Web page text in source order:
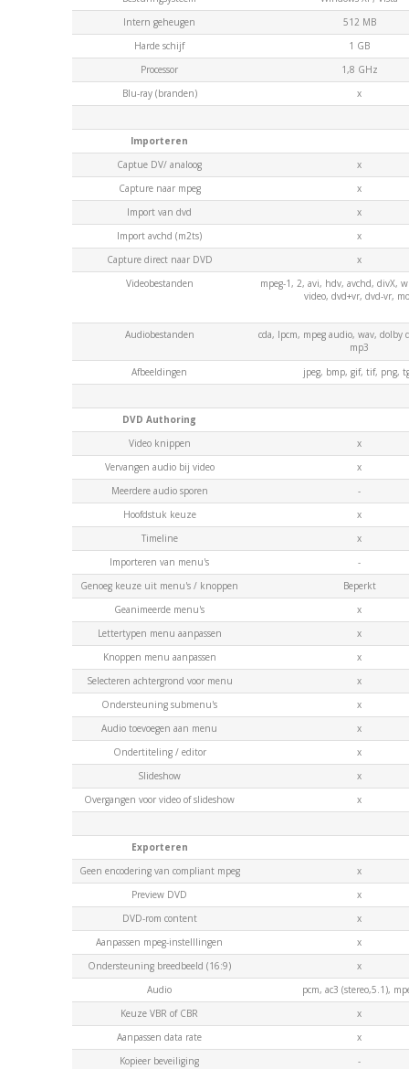
Intern geheugen
512 MB
Harde schijf
1 GB
Processor
1,8 GHz
Blu-ray (branden)
x
Importeren
Captue DV/ analoog
x
Capture naar mpeg
x
Import van dvd
x
Import avchd (m2ts)
x
Capture direct naar DVD
x
Videobestanden
mpeg-1, 2, avi, hdv, avchd, divX,
video, dvd+vr, dvd-vr,
Audiobestanden
cda, lpcm, mpeg audio, wav, dolby
mp3
Afbeeldingen
jpeg, bmp, gif, tif, png,
DVD Authoring
Video knippen
x
Vervangen audio bij video
x
Meerdere audio sporen
-
Hoofdstuk keuze
x
Timeline
x
Importeren van menu's
-
Genoeg keuze uit menu's / knoppen
Beperkt
Geanimeerde menu's
x
Lettertypen menu aanpassen
x
Knoppen menu aanpassen
x
Selecteren achtergrond voor menu
x
Ondersteuning submenu's
x
Audio toevoegen aan menu
x
Ondertiteling / editor
x
Slideshow
x
Overgangen voor video of slideshow
x
Exporteren
Geen encodering van compliant mpeg
x
Preview DVD
x
DVD-rom content
x
Aanpassen mpeg-instelllingen
x
Ondersteuning breedbeeld (16:9)
x
Audio
pcm, ac3 (stereo,5.1),
Keuze VBR of CBR
x
Aanpassen data rate
x
Kopieer beveiliging
-